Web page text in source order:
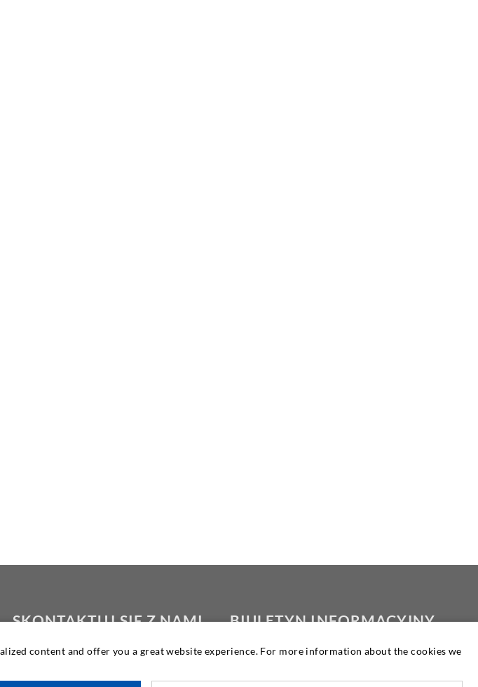
SKONTAKTUJ SIĘ Z NAMI
DESOI GmbH
BIULETYN INFORMACYJNY
Nasz biuletyn jest wydawany cztery razy
content and offer you a great website experience. For more information about the cookies we